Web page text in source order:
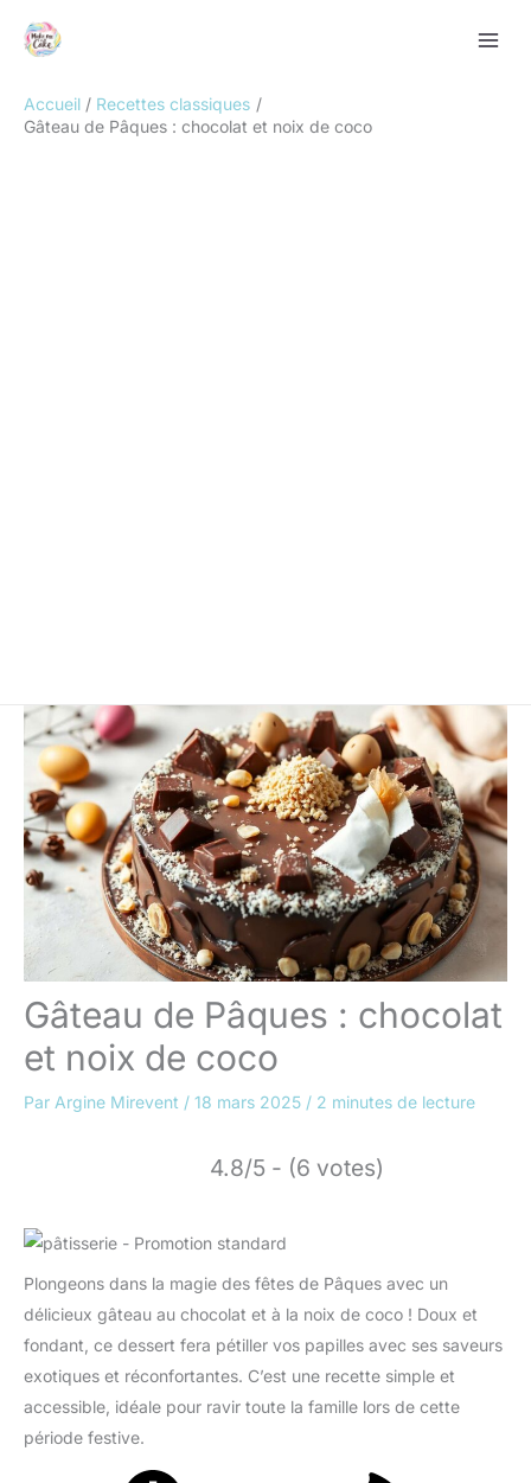
Accueil
Recettes classiques
Gâteau de Pâques : chocolat et noix de coco
Gâteau de Pâques : chocolat
et noix de coco
Par Argine Mirevent / 18 mars 2025 / 2 minutes de lecture
4.8/5 - (6 votes)
Plongeons dans la magie des fêtes de Pâques avec un
délicieux gâteau au chocolat et à la noix de coco ! Doux et
fondant, ce dessert fera pétiller vos papilles avec ses saveurs
exotiques et réconfortantes. C’est une recette simple et
accessible, idéale pour ravir toute la famille lors de cette
période festive.